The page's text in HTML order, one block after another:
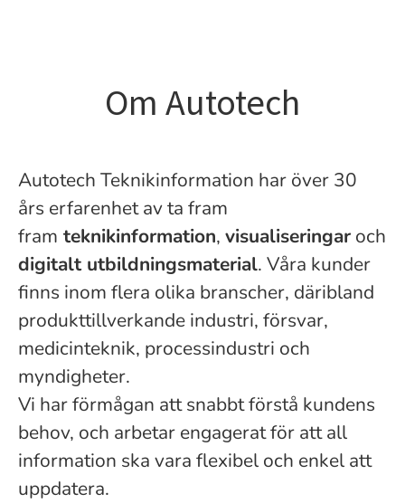
Om Autotech
Autotech Teknikinformation har över 30
års erfarenhet av ta fram
fram teknikinformation, visualiseringaroch
digitalt utbildningsmaterial. Våra kunder
finns inom flera olika branscher, däribland
produkttillverkande industri, försvar,
medicinteknik, processindustri och
myndigheter.
Vi har förmågan att snabbt förstå kundens
behov, och arbetar engagerat för att all
information ska vara flexibel och enkel att
uppdatera.